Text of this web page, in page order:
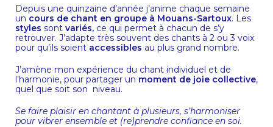
Depuis une quinzaine d’année j’anime chaque semaine
un cours de chant en groupe à Mouans-Sartoux. Les
styles sont variés, ce qui permet à chacun de s’y
retrouver. J’adapte très souvent des chants à 2 ou 3 voix
pour qu’ils soient accessibles au plus grand nombre.
J’amène mon expérience du chant individuel et de
l’harmonie, pour partager un moment de joie collective,
quel que soit son niveau.
Se faire plaisir en chantant à plusieurs, s’harmoniser
pour vibrer ensemble et (re)prendre confiance en soi.